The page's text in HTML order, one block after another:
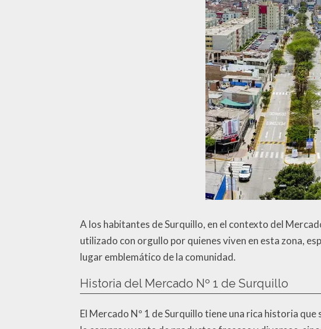
A los habitantes de Surquillo, en el contexto del
utilizado con orgullo por quienes viven en esta zona,
lugar emblemático de la comunidad.
Historia del Mercado Nº 1 de Surquillo
El Mercado Nº 1 de Surquillo tiene una rica historia